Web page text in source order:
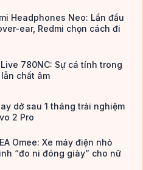
Headphones Neo: Lần đầu
ear, Redmi chọn cách đi
780NC: Sự cá tính trong
chất âm
dở sau 1 tháng trải nghiệm
2 Pro
Omee: Xe máy điện nhỏ
“đo ni đóng giày” cho nữ